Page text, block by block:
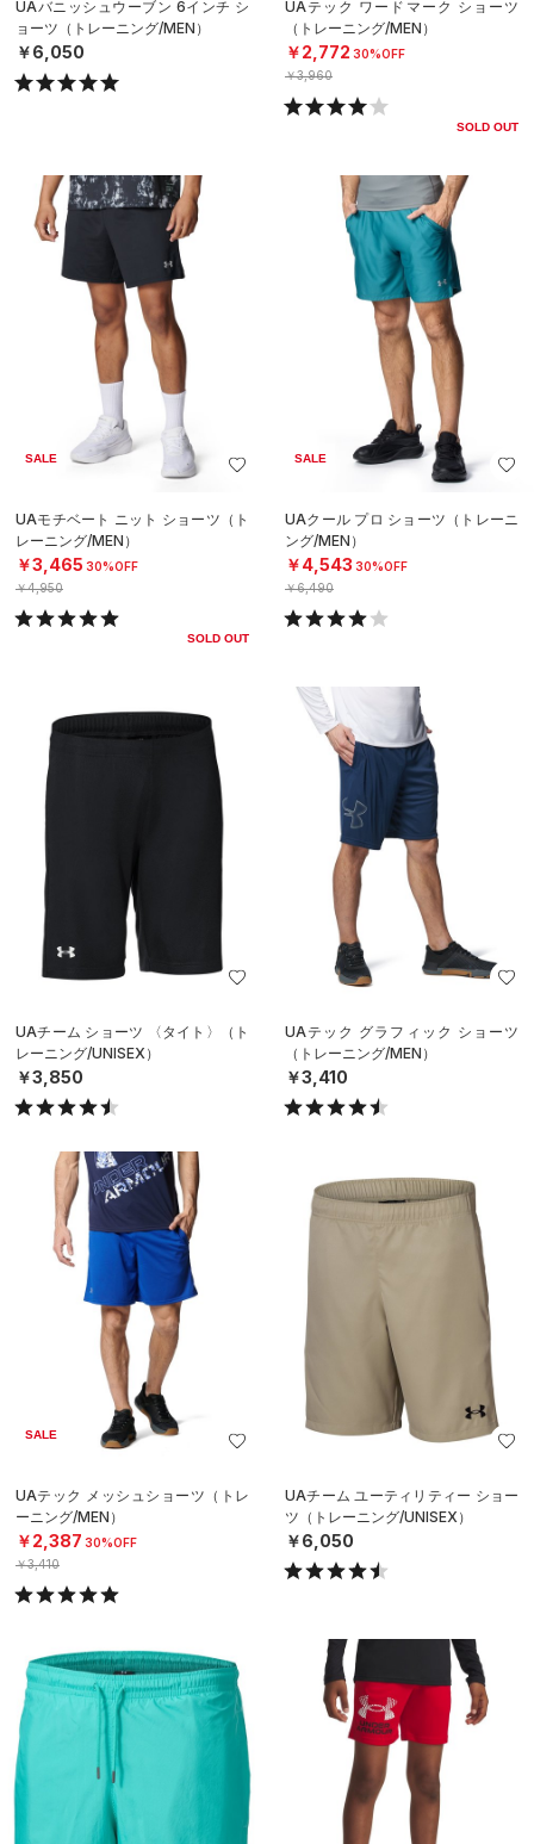
UAバニッシュウーブン 6インチ シ
ョーツ（トレーニング/MEN）
￥6,050
UAテック ワードマーク ショーツ
（トレーニング/MEN）
￥2,772 30%OFF
￥3,960
SOLD OUT
SALE
UAモチベート ニット ショーツ（ト
レーニング/MEN）
￥3,465 30%OFF
￥4,950
SOLD OUT
SALE
UAクール プロ ショーツ（トレーニ
ング/MEN）
￥4,543 30%OFF
￥6,490
UAチーム ショーツ 〈タイト〉（ト
レーニング/UNISEX）
￥3,850
UAテック グラフィック ショーツ
（トレーニング/MEN）
￥3,410
SALE
UAテック メッシュショーツ（トレ
ーニング/MEN）
￥2,387 30%OFF
￥3,410
UAチーム ユーティリティー ショー
ツ（トレーニング/UNISEX）
￥6,050